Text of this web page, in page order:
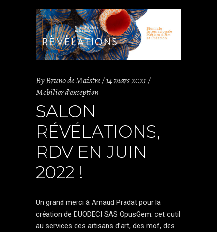
ByBruno de Maistre 14 mars 2021
Mobilier d'exception
SALON
RÉVÉLATIONS,
RDV EN JUIN
2022 !
Un grand merci à Arnaud Pradat pour la
création de DUODECI SAS OpusGem, cet outil
au services des artisans d’art, des mof, des